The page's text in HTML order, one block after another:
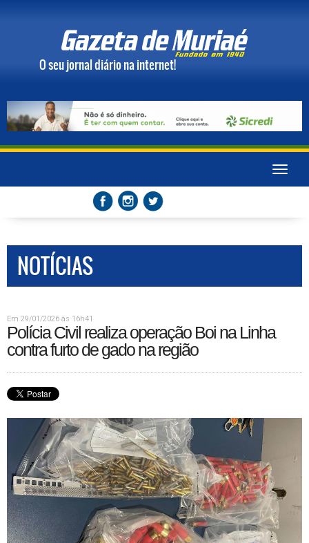
O seu jornal diário na internet!
Toggle
NOTÍCIAS
Em 29/01/2026 às 16h41
Polícia Civil realiza operação Boi na Linha
contra furto de gado na região